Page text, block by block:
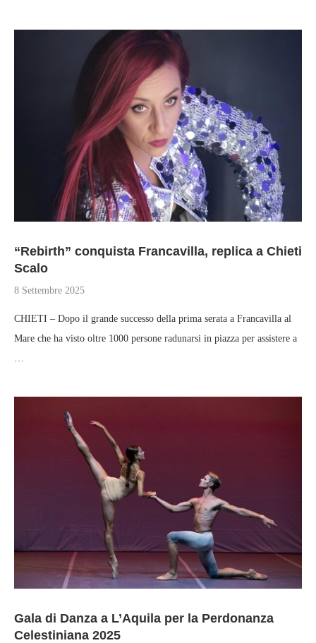
“Rebirth” conquista Francavilla, replica a Chieti
Scalo
8 Settembre 2025
CHIETI – Dopo il grande successo della prima serata a Francavilla al
Mare che ha visto oltre 1000 persone radunarsi in piazza per assistere a
…
Gala di Danza a L’Aquila per la Perdonanza
Celestiniana 2025